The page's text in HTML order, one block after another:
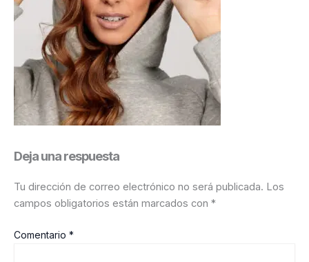
Deja una respuesta
Tu dirección de correo electrónico no será publicada. Los
campos obligatorios están marcados con *
Comentario *